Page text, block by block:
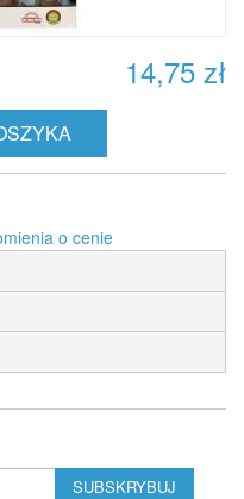
14,75 zł
o cenie
SUBSKRYBUJ